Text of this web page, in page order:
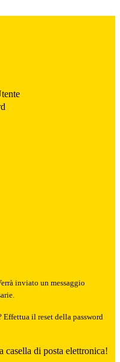
inviato un messaggio
Effettua il reset della password
casella di posta elettronica!